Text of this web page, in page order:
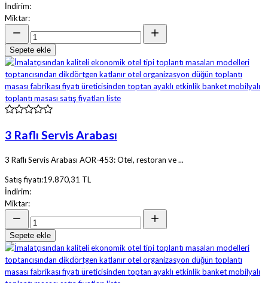
İndirim:
Miktar:
Sepete ekle
3 Raflı Servis Arabası
3 Raflı Servis Arabası AOR-453: Otel, restoran ve ...
Satış fiyatı:19.870,31 TL
İndirim:
Miktar:
Sepete ekle